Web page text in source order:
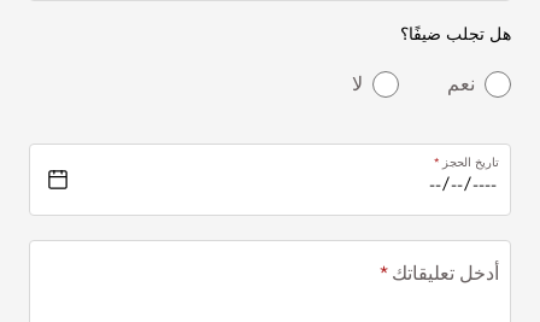
هل تجلب ضيفًا؟
نعم لا
تاريخ الحجز
أدخل تعليقاتك